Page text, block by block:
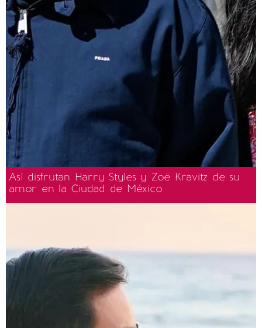
Así disfrutan Harry Styles y Zoë Kravitz de su
amor en la Ciudad de México